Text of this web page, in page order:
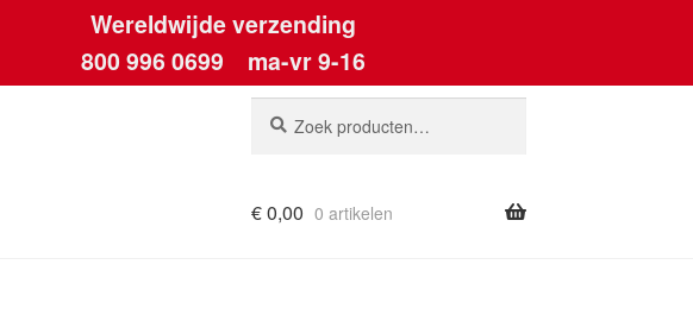
Wereldwijde verzending
800 996 0699 ma-vr 9-16
naar:
€0,00 0 artikelen